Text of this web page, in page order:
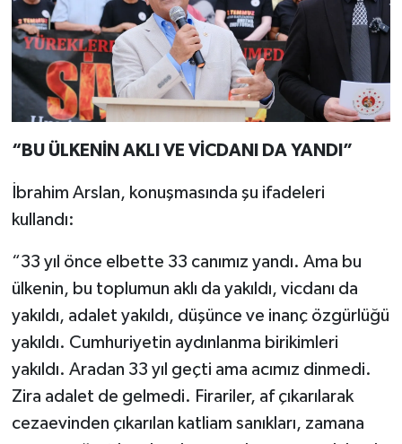
“BU ÜLKENİN AKLI VE VİCDANI DA YANDI”
İbrahim Arslan, konuşmasında şu ifadeleri
kullandı:
“33 yıl önce elbette 33 canımız yandı. Ama bu
ülkenin, bu toplumun aklı da yakıldı, vicdanı da
yakıldı, adalet yakıldı, düşünce ve inanç özgürlüğü
yakıldı. Cumhuriyetin aydınlanma birikimleri
yakıldı. Aradan 33 yıl geçti ama acımız dinmedi.
Zira adalet de gelmedi. Firariler, af çıkarılarak
cezaevinden çıkarılan katliam sanıkları, zamana